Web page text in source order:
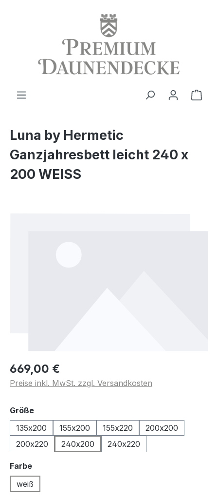
Luna by Hermetic
Ganzjahresbett leicht 240 x
200 WEISS
669,00 €
Preise inkl. MwSt. zzgl. Versandkosten
Größeauswählen
135x200
155x200 155x220
200x200
200x220
240x200 240x220
Farbeauswählen
weiß